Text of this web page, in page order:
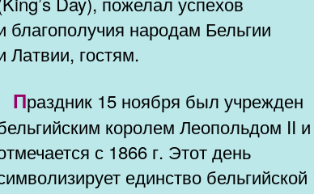
благополучия народам Бельгии
Латвии, гостям.
Праздник 15 ноября был учрежден
королем Леопольдом II и
с 1866 г. Этот день
единство бельгийской